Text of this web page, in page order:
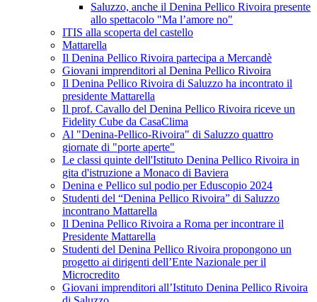
Saluzzo, anche il Denina Pellico Rivoira presente
allo spettacolo "Ma l’amore no"
ITIS alla scoperta del castello
Mattarella
Il Denina Pellico Rivoira partecipa a Mercandè
Giovani imprenditori al Denina Pellico Rivoira
Il Denina Pellico Rivoira di Saluzzo ha incontrato il
presidente Mattarella
Il prof. Cavallo del Denina Pellico Rivoira riceve un
Fidelity Cube da CasaClima
Al "Denina-Pellico-Rivoira" di Saluzzo quattro
giornate di "porte aperte"
Le classi quinte dell'Istituto Denina Pellico Rivoira in
gita d'istruzione a Monaco di Baviera
Denina e Pellico sul podio per Eduscopio 2024
Studenti del “Denina Pellico Rivoira” di Saluzzo
incontrano Mattarella
Il Denina Pellico Rivoira a Roma per incontrare il
Presidente Mattarella
Studenti del Denina Pellico Rivoira propongono un
progetto ai dirigenti dell’Ente Nazionale per il
Microcredito
Giovani imprenditori all’Istituto Denina Pellico Rivoira